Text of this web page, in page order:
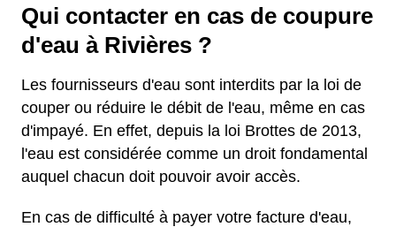
Qui contacter en cas de coupure
d'eau à Rivières ?
Les fournisseurs d'eau sont interdits par la loi de
couper ou réduire le débit de l'eau, même en cas
d'impayé. En effet, depuis la loi Brottes de 2013,
l'eau est considérée comme un droit fondamental
auquel chacun doit pouvoir avoir accès.
En cas de difficulté à payer votre facture d'eau,